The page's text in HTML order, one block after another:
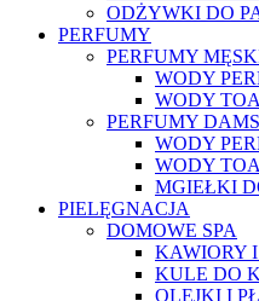
ODŻYWKI DO
PERFUMY
PERFUMY
WODY
WODY
PERFUMY
WODY
WODY
MGIEŁKI
PIELĘGNACJA
DOMOWE SPA
KAWIORY
KULE DO
OLEJKI I